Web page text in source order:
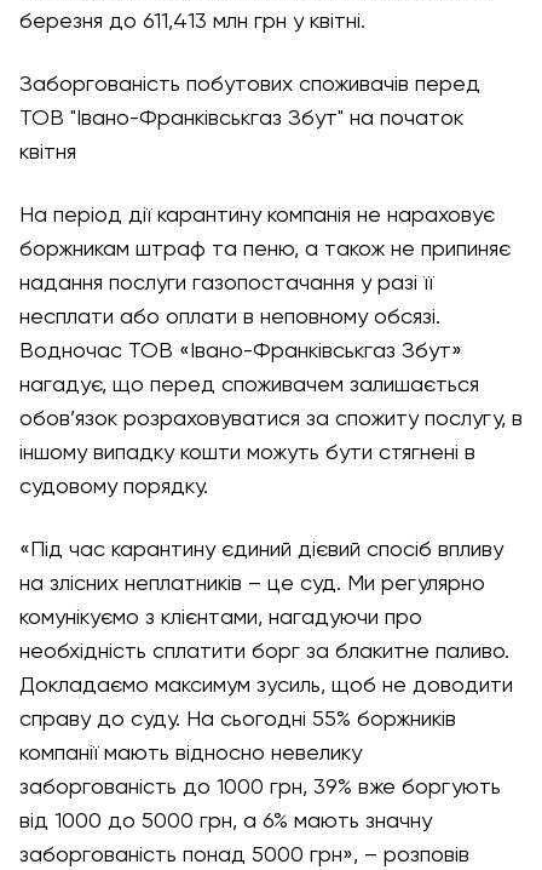
березня до 611,413 млн грн у квітні.
Заборгованість побутових споживачів перед
ТОВ "Івано-Франківськгаз Збут" на початок
квітня
На період дії карантину компанія не нараховує
боржникам штраф та пеню, а також не припиняє
надання послуги газопостачання у разі її
несплати або оплати в неповному обсязі.
Водночас ТОВ «Івано-Франківськгаз Збут»
нагадує, що перед споживачем залишається
обов’язок розраховуватися за спожиту послугу, в
іншому випадку кошти можуть бути стягнені в
судовому порядку.
«Під час карантину єдиний дієвий спосіб впливу
на злісних неплатників – це суд. Ми регулярно
комунікуємо з клієнтами, нагадуючи про
необхідність сплатити борг за блакитне паливо.
Докладаємо максимум зусиль, щоб не доводити
справу до суду. На сьогодні 55% боржників
компанії мають відносно невелику
заборгованість до 1000 грн, 39% вже боргують
від 1000 до 5000 грн, а 6% мають значну
заборгованість понад 5000 грн», – розповів